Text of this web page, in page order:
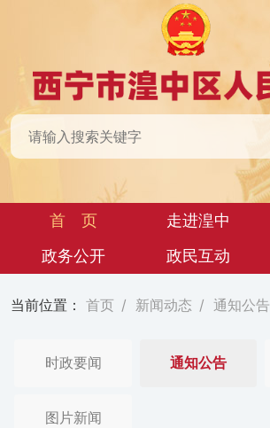
首 页 走进湟中
政务公开
政民互动
当前位置： 首页 / 新闻动态 / 通知公告
时政要闻 通知公告
图片新闻